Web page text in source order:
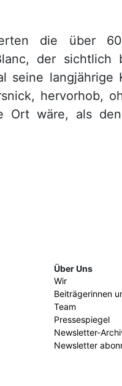
die über
der
seine langjährige
hervorhob,
Ort wäre, als
Über Uns
Wir
Beiträgerinnen
Team
Pressespiegel
Newsletter-
Newsletter